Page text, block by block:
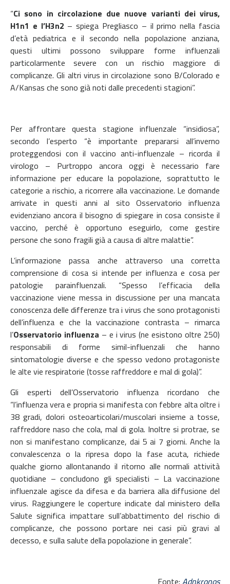
“Ci sono in circolazione due nuove varianti dei virus,
H1n1 e l’H3n2 – spiega Pregliasco – il primo nella fascia
d’età pediatrica e il secondo nella popolazione anziana,
questi ultimi possono sviluppare forme influenzali
particolarmente severe con un rischio maggiore di
complicanze. Gli altri virus in circolazione sono B/Colorado e
A/Kansas che sono già noti dalle precedenti stagioni”.
Per affrontare questa stagione influenzale “insidiosa”,
secondo l’esperto “è importante prepararsi all’inverno
proteggendosi con il vaccino anti-influenzale – ricorda il
virologo – Purtroppo ancora oggi è necessario fare
informazione per educare la popolazione, soprattutto le
categorie a rischio, a ricorrere alla vaccinazione. Le domande
arrivate in questi anni al sito Osservatorio influenza
evidenziano ancora il bisogno di spiegare in cosa consiste il
vaccino, perché è opportuno eseguirlo, come gestire
persone che sono fragili già a causa di altre malattie”.
L’informazione passa anche attraverso una corretta
comprensione di cosa si intende per influenza e cosa per
patologie parainfluenzali. “Spesso l’efficacia della
vaccinazione viene messa in discussione per una mancata
conoscenza delle differenze tra i virus che sono protagonisti
dell’influenza e che la vaccinazione contrasta – rimarca
l’Osservatorio influenza – e i virus (ne esistono oltre 250)
responsabili di forme simil-influenzali che hanno
sintomatologie diverse e che spesso vedono protagoniste
le alte vie respiratorie (tosse raffreddore e mal di gola)”.
Gli esperti dell’Osservatorio influenza ricordano che
“l’influenza vera e propria si manifesta con febbre alta oltre i
38 gradi, dolori osteoarticolari/muscolari insieme a tosse,
raffreddore naso che cola, mal di gola. Inoltre si protrae, se
non si manifestano complicanze, dai 5 ai 7 giorni. Anche la
convalescenza o la ripresa dopo la fase acuta, richiede
qualche giorno allontanando il ritorno alle normali attività
quotidiane – concludono gli specialisti – La vaccinazione
influenzale agisce da difesa e da barriera alla diffusione del
virus. Raggiungere le coperture indicate dal ministero della
Salute significa impattare sull’abbattimento del rischio di
complicanze, che possono portare nei casi più gravi al
decesso, e sulla salute della popolazione in generale”.
Fonte: Adnkronos